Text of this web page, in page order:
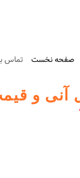
صفحه نخست تماس
آنی و